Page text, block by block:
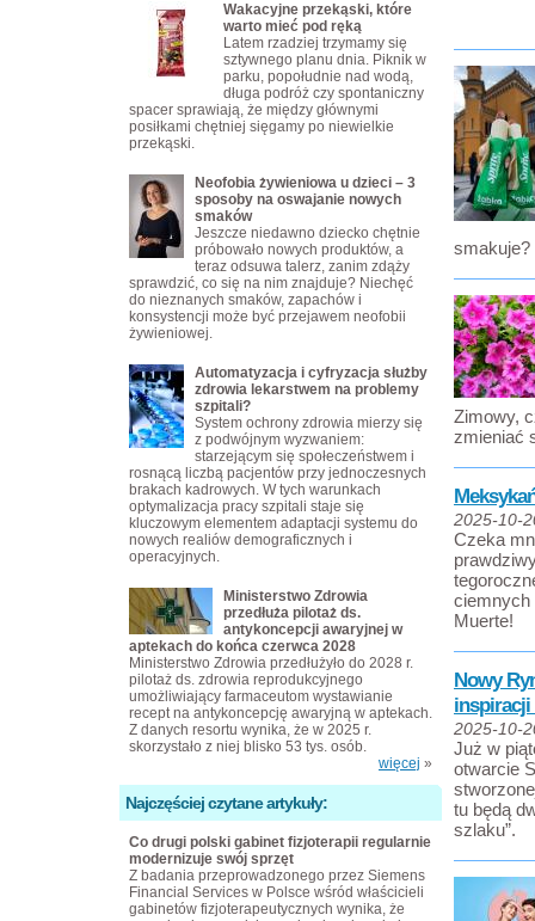
smakuje?
Zimowy,
zmieniać
2025-10-
Czeka
ciemnych
Muerte!
Nowy
inspiracji
2025-10-
Już w
otwarcie
tu będą
szlaku”.
Wakacyjne przekąski, które
warto mieć pod ręką
Latem rzadziej trzymamy się
sztywnego planu dnia. Piknik w
parku, popołudnie nad wodą,
długa podróż czy spontaniczny
spacer sprawiają, że między głównymi
posiłkami chętniej sięgamy po niewielkie
przekąski.
Neofobia żywieniowa u dzieci – 3
sposoby na oswajanie nowych
smaków
Jeszcze niedawno dziecko chętnie
próbowało nowych produktów, a
teraz odsuwa talerz, zanim zdąży
sprawdzić, co się na nim znajduje? Niechęć
do nieznanych smaków, zapachów i
konsystencji może być przejawem neofobii
żywieniowej.
Automatyzacja i cyfryzacja służby
zdrowia lekarstwem na problemy
szpitali?
System ochrony zdrowia mierzy się
z podwójnym wyzwaniem:
starzejącym się społeczeństwem i
rosnącą liczbą pacjentów przy jednoczesnych
brakach kadrowych. W tych warunkach
optymalizacja pracy szpitali staje się
kluczowym elementem adaptacji systemu do
nowych realiów demograficznych i
operacyjnych.
Ministerstwo Zdrowia
przedłuża pilotaż ds.
antykoncepcji awaryjnej w
aptekach do końca czerwca 2028
Ministerstwo Zdrowia przedłużyło do 2028 r.
pilotaż ds. zdrowia reprodukcyjnego
umożliwiający farmaceutom wystawianie
recept na antykoncepcję awaryjną w aptekach.
Z danych resortu wynika, że w 2025 r.
skorzystało z niej blisko 53 tys. osób.
więcej »
Najczęściej czytane artykuły:
Co drugi polski gabinet fizjoterapii regularnie
modernizuje swój sprzęt
Z badania przeprowadzonego przez Siemens
Financial Services w Polsce wśród właścicieli
gabinetów fizjoterapeutycznych wynika, że